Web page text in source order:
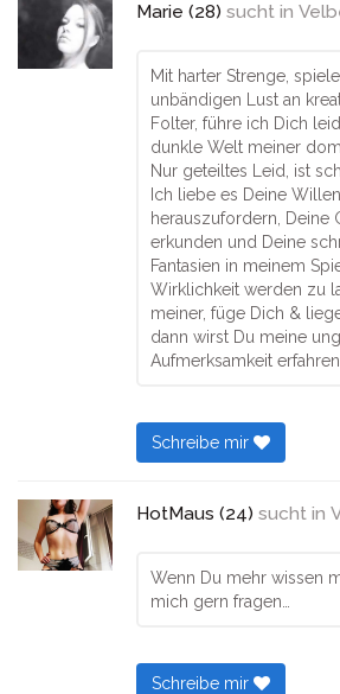
Marie (28) sucht in
Mit harter Strenge,
unbändigen Lust an
Folter, führe ich Dich
dunkle Welt meiner
Nur geteiltes Leid, ist
Ich liebe es Deine
herauszufordern, Deine
erkunden und Deine
Fantasien in meinem
Wirklichkeit werden zu
meiner, füge Dich &
dann wirst Du meine
Aufmerksamkeit
Schreibe mir
HotMaus (24) sucht in
Wenn Du mehr wissen
mich gern fragen…
Schreibe mir